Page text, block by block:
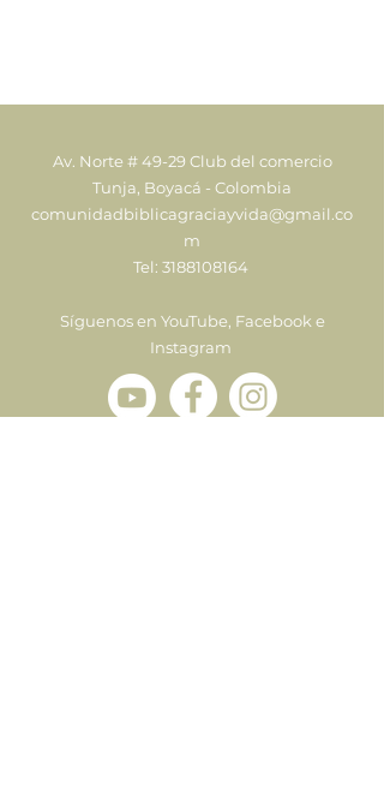
Av. Norte # 49-29 Club del comercio
Tunja, Boyacá - Colombia
comunidadbiblicagraciayvida@gmail.co
m
Tel: 3188108164
Síguenos en YouTube, Facebook e
Instagram